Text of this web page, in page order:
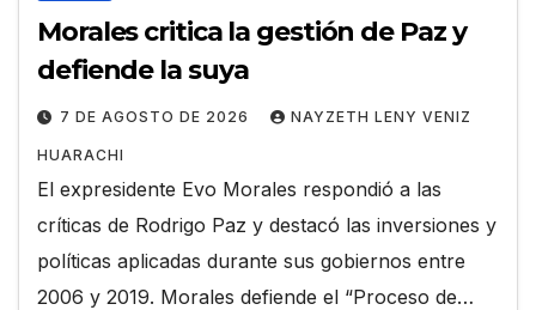
Morales critica la gestión de Paz y
defiende la suya
7 DE AGOSTO DE 2026 NAYZETH LENY VENIZ
HUARACHI
El expresidente Evo Morales respondió a las
críticas de Rodrigo Paz y destacó las inversiones y
políticas aplicadas durante sus gobiernos entre
2006 y 2019. Morales defiende el “Proceso de…